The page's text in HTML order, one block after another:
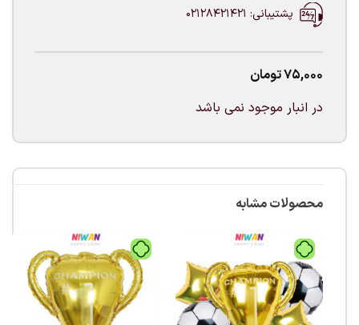
پشتیبانی: 02128421421
75,000تومان
در انبار موجود نمی باشد
محصولات مشابه